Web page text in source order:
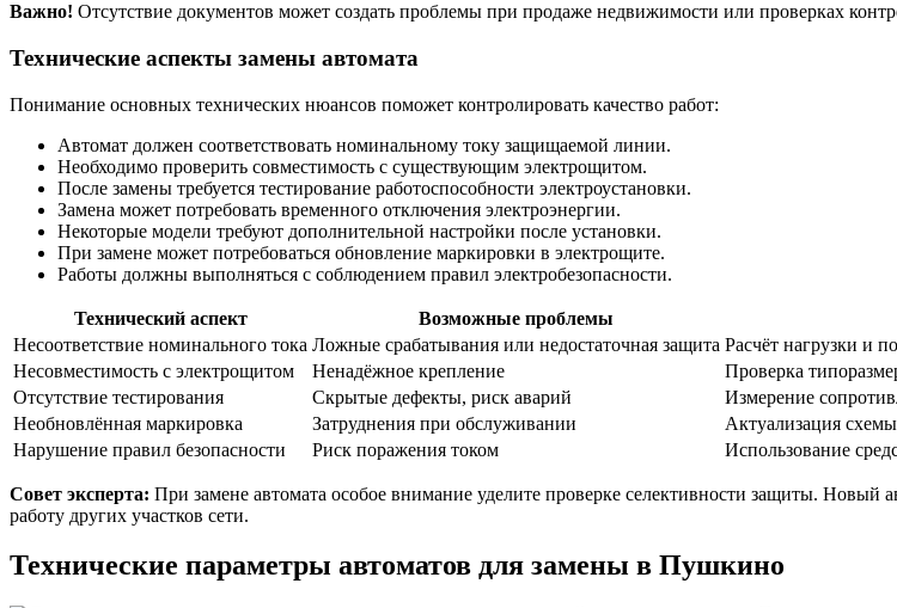
Важно! Отсутствие документов может создать проблемы при продаже недвижимости или проверках
Технические аспекты замены автомата
Понимание основных технических нюансов поможет контролировать качество работ:
Автомат должен соответствовать номинальному току защищаемой линии.
Необходимо проверить совместимость с существующим электрощитом.
После замены требуется тестирование работоспособности электроустановки.
Замена может потребовать временного отключения электроэнергии.
Некоторые модели требуют дополнительной настройки после установки.
При замене может потребоваться обновление маркировки в электрощите.
Работы должны выполняться с соблюдением правил электробезопасности.
Технический аспект Возможные проблемы
Несоответствие номинального тока Ложные срабатывания или недостаточная защита Расчёт нагрузки и
Несовместимость с электрощитом
Ненадёжное крепление
Проверка
Отсутствие тестирования
Скрытые дефекты, риск аварий
Измерение
Необновлённая маркировка
Затруднения при обслуживании
Актуализация
Нарушение правил безопасности
Риск поражения током Использование
Совет эксперта: При замене автомата особое внимание уделите проверке селективности защиты. Новый
работу других участков сети.
Технические параметры автоматов для замены в Пушкино